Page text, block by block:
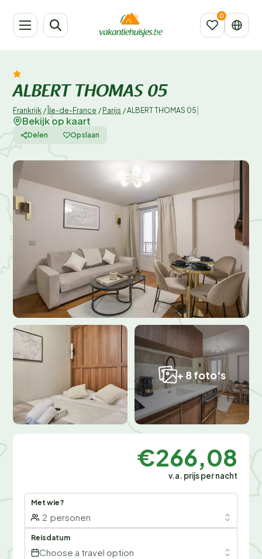
ALBERT THOMAS 05
Frankrijk / Île-de-France / Parijs /ALBERT THOMAS 05
Bekijk op kaart
Delen Opslaan
+ 8 foto's
€266,08
v.a. prijs per nacht
Met wie?
2 personen
Reisdatum
Choose a travel option